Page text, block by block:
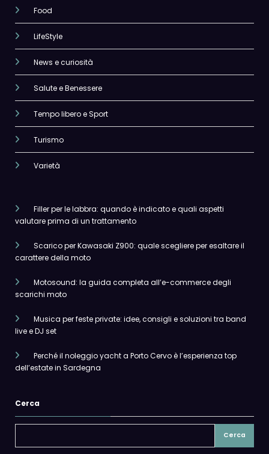
Food
LifeStyle
News e curiosità
Salute e Benessere
Tempo libero e Sport
Turismo
Varietà
Filler per le labbra: quando è indicato e quali aspetti
valutare prima di un trattamento
Scarico per Kawasaki Z900: quale scegliere per esaltare il
carattere della moto
Motosound: la guida completa all’e-commerce degli
scarichi moto
Musica per feste private: idee, consigli e soluzioni tra band
live e DJ set
Perché il noleggio yacht a Porto Cervo è l’esperienza top
dell’estate in Sardegna
Cerca
Cerca